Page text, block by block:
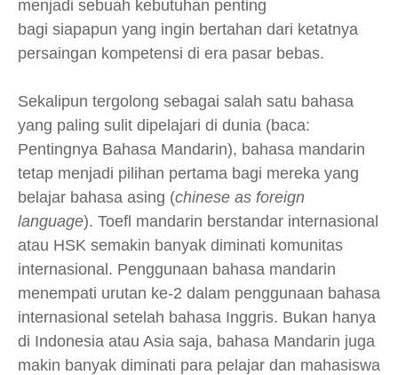
menjadi sebuah kebutuhan penting
bagi siapapun yang ingin bertahan dari ketatnya
persaingan kompetensi di era pasar bebas.
Sekalipun tergolong sebagai salah satu bahasa
yang paling sulit dipelajari di dunia (baca:
Pentingnya Bahasa Mandarin), bahasa mandarin
tetap menjadi pilihan pertama bagi mereka yang
belajar bahasa asing (chinese as foreign
language). Toefl mandarin berstandar internasional
atau HSK semakin banyak diminati komunitas
internasional. Penggunaan bahasa mandarin
menempati urutan ke-2 dalam penggunaan bahasa
internasional setelah bahasa Inggris. Bukan hanya
di Indonesia atau Asia saja, bahasa Mandarin juga
makin banyak diminati para pelajar dan mahasiswa